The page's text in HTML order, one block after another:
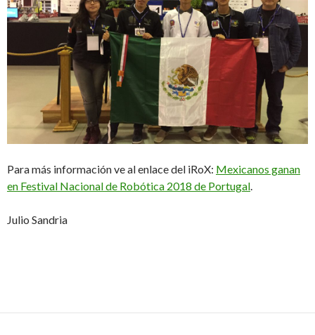
Para más información ve al enlace del iRoX: Mexicanos ganan
en Festival Nacional de Robótica 2018 de Portugal.
Julio Sandria